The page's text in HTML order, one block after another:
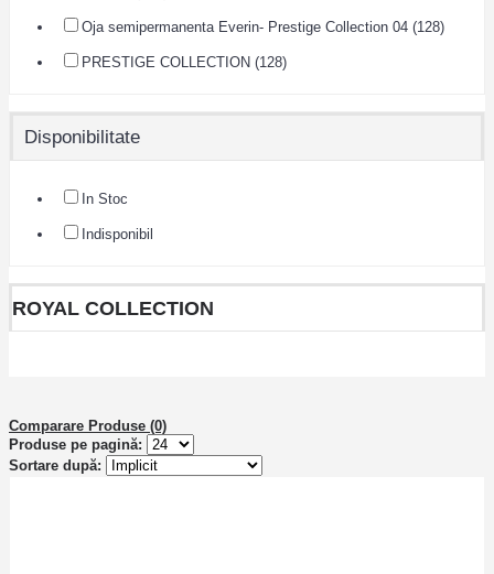
Oja semipermanenta Everin- Prestige Collection 04 (128)
PRESTIGE COLLECTION (128)
Disponibilitate
In Stoc
Indisponibil
ROYAL COLLECTION
Comparare Produse (0)
Produse pe pagină:
Sortare după: